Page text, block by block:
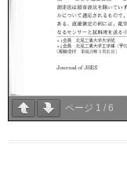
ページ 1 / 6